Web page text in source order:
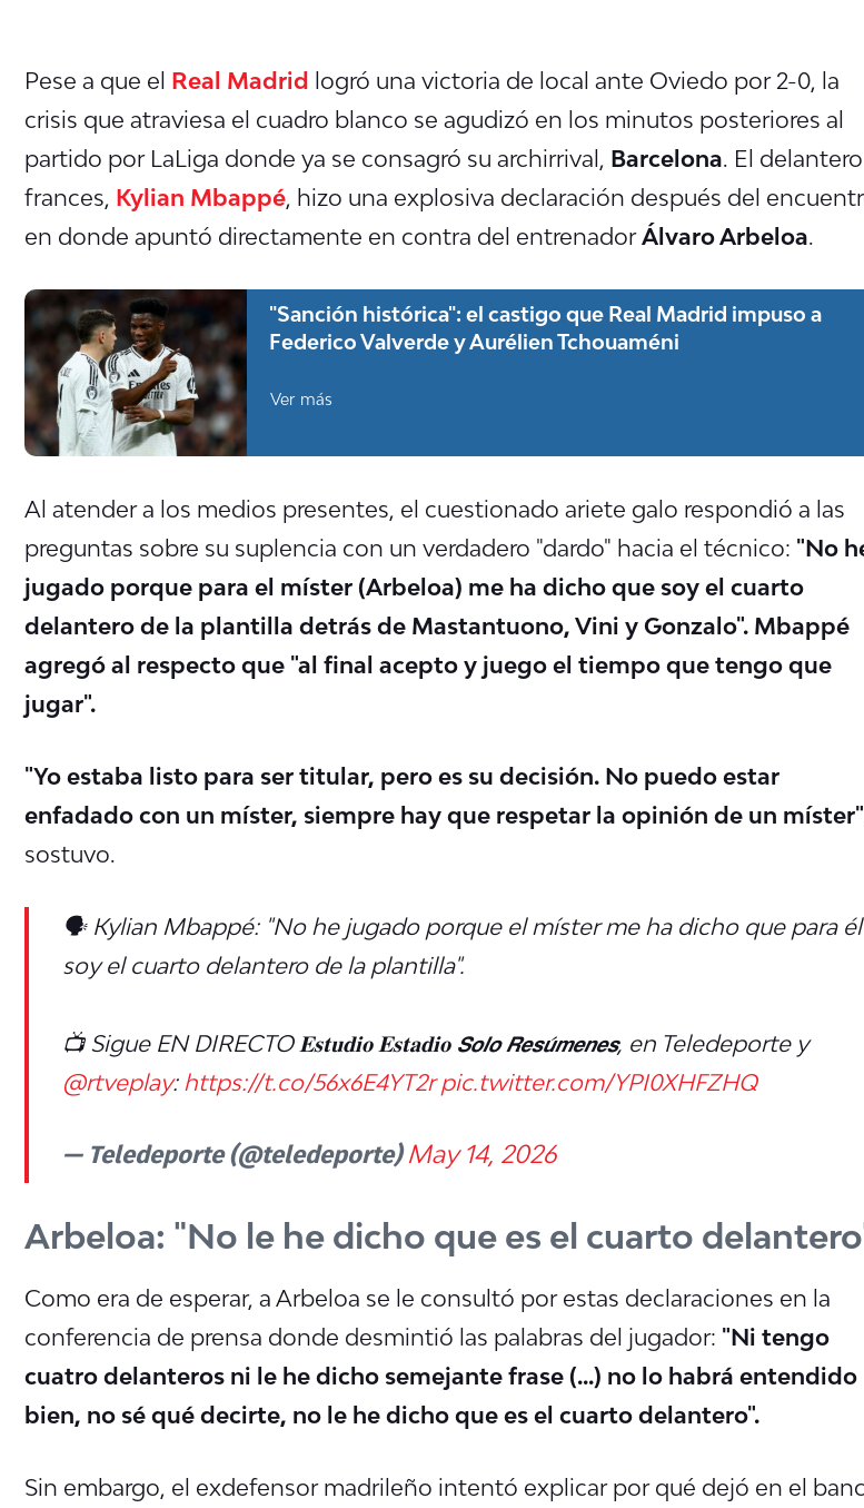
Pese a que el Real Madrid logró una victoria de local ante Oviedo por 2-0, la
crisis que atraviesa el cuadro blanco se agudizó en los minutos posteriores al
partido por LaLiga donde ya se consagró su archirrival, Barcelona . El delantero
frances, Kylian Mbappé , hizo una explosiva declaración después del
en donde apuntó directamente en contra del entrenador Álvaro Arbeloa
"Sanción histórica": el castigo que Real Madrid impuso a
Federico Valverde y Aurélien Tchouaméni
Ver más
Al atender a los medios presentes, el cuestionado ariete galo respondió a las
preguntas sobre su suplencia con un verdadero "dardo" hacia el técnico: "No
jugado porque para el míster (Arbeloa) me ha dicho que soy el cuarto
delantero de la plantilla detrás de Mastantuono, Vini y Gonzalo". Mbappé
agregó al respecto que "al final acepto y juego el tiempo que tengo que
jugar".
"Yo estaba listo para ser titular, pero es su decisión. No puedo estar
enfadado con un míster, siempre hay que respetar la opinión de un míster"
sostuvo.
🗣️ Kylian Mbappé: "No he jugado porque el míster me ha dicho que para él
soy el cuarto delantero de la plantilla".
📺 Sigue EN DIRECTO 𝐄𝐬𝐭𝐮𝐝𝐢𝐨 𝐄𝐬𝐭𝐚𝐝𝐢𝐨 𝙎𝙤𝙡𝙤 𝙍𝙚𝙨𝙪́𝙢𝙚𝙣𝙚𝙨, en Teledeporte y
@rtveplay: https://t.co/56x6E4YT2r pic.twitter.com/YPI0XHFZHQ
— Teledeporte (@teledeporte)May 14, 2026
Arbeloa: "No le he dicho que es el cuarto
Como era de esperar, a Arbeloa se le consultó por estas declaraciones en la
conferencia de prensa donde desmintió las palabras del jugador: "Ni tengo
cuatro delanteros ni le he dicho semejante frase (...) no lo habrá entendido
bien, no sé qué decirte, no le he dicho que es el cuarto delantero".
Sin embargo, el exdefensor madrileño intentó explicar por qué dejó en el